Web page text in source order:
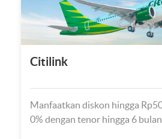
Citilink
Manfaatkan diskon hingga
0% dengan tenor hingga 6 bulan